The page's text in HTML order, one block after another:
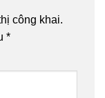
công khai.
*